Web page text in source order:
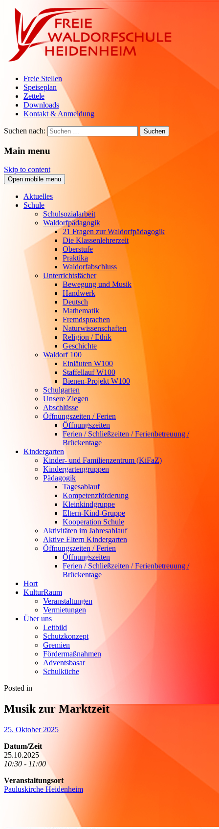
Freie Stellen
Speiseplan
Zettele
Downloads
Kontakt & Anmeldung
Suchen nach:
Main menu
Skip to content
Open mobile menu
Aktuelles
Schule
Schulsozialarbeit
Waldorfpädagogik
21 Fragen zur Waldorfpädagogik
Die Klassenlehrerzeit
Oberstufe
Praktika
Waldorfabschluss
Unterrichtsfächer
Bewegung und Musik
Handwerk
Deutsch
Mathematik
Fremdsprachen
Naturwissenschaften
Religion / Ethik
Geschichte
Waldorf 100
Einläuten W100
Staffellauf W100
Bienen-Projekt W100
Schulgarten
Unsere Ziegen
Abschlüsse
Öffnungszeiten / Ferien
Öffnungszeiten
Ferien / Schließzeiten / Ferienbetreuung /
Brückentage
Kindergarten
Kinder- und Familienzentrum (KiFaZ)
Kindergartengruppen
Pädagogik
Tagesablauf
Kompetenzförderung
Kleinkindgruppe
Eltern-Kind-Gruppe
Kooperation Schule
Aktivitäten im Jahresablauf
Aktive Eltern Kindergarten
Öffnungszeiten / Ferien
Öffnungszeiten
Ferien / Schließzeiten / Ferienbetreuung /
Brückentage
Hort
KulturRaum
Veranstaltungen
Vermietungen
Über uns
Leitbild
Schutzkonzept
Gremien
Fördermaßnahmen
Adventsbasar
Schulküche
Posted in
Musik zur Marktzeit
25. Oktober 2025
Datum/Zeit
25.10.2025
10:30 - 11:00
Veranstaltungsort
Pauluskirche Heidenheim